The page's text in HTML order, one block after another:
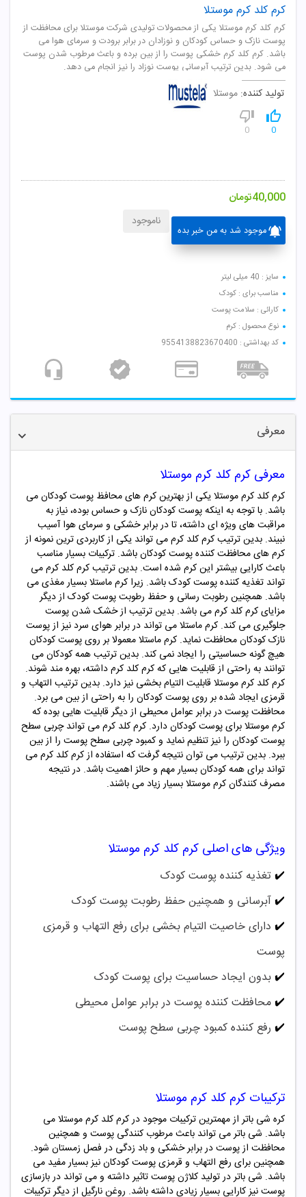
کرم کلد کرم موستلا
کرم کلد کرم موستلا یکی از محصولات تولیدی شرکت موستلا برای محافظت از
پوست نازک و حساس کودکان و نوزادان در برابر برودت و سرمای هوا می
باشد. کرم کلد کرم خشکی پوست را از بین برده و باعث مرطوب شدن پوست
می شود. بدین ترتیب آبرسانی پوست نوزاد را نیز انجام می دهد.
تولید کننده: موستلا
0
0
40,000تومان
موجود شد به من خبر بده
ناموجود
سایز : 40 میلی لیتر
مناسب برای : کودک
کارائی : سلامت پوست
نوع محصول : کرم
کد بهداشتی : 9554138823670400
معرفی
معرفی کرم کلد کرم موستلا
کرم کلد کرمموستلایکی از بهترین کرم های محافظ پوست کودکان می
باشد. با توجه به اینکه پوست کودکان نازک و حساس بوده، نیاز به
مراقبت های ویژه ای داشته، تا در برابر خشکی و سرمای هوا آسیب
نبیند. بدین ترتیب کرم کلد کرم می تواند یکی از کاربردی ترین نمونه از
کرم های محافظت کننده پوست کودکان باشد. ترکیبات بسیار مناسب
باعث کارایی بیشتر این کرم شده است. بدین ترتیب کرم کلد کرم می
تواند تغذیه کننده پوست کودک باشد. زیرا کرم ماستلا بسیار مغذی می
باشد. همچنین رطوبت رسانی و حفظ رطوبت پوست کودک از دیگر
مزایای کرم کلد کرم می باشد. بدین ترتیب از خشک شدن پوست
جلوگیری می کند. کرم ماستلا می تواند در برابر هوای سرد نیز از پوست
نازک کودکان محافظت نماید. کرم ماستلا معمولا بر روی پوست کودکان
هیچ گونه حساسیتی را ایجاد نمی کند. بدین ترتیب همه کودکان می
توانند به راحتی از قابلیت هایی که کرم کلد کرم داشته، بهره مند شوند.
کرم کلد کرمموستلا قابلیت التیام بخشی نیز دارد. بدین ترتیب التهاب و
قرمزی ایجاد شده بر روی پوست کودکان را به راحتی از بین می برد.
محافظت پوست در برابر عوامل محیطی از دیگر قابلیت هایی بوده که
کرمموستلابرای پوست کودکان دارد. کرم کلد کرم می تواند چربی سطح
پوست کودکان را نیز تنظیم نماید و کمبود چربی سطح پوست را از بین
ببرد. بدین ترتیب می توان نتیجه گرفت که استفاده از کرم کلد کرم می
تواند برای همه کودکان بسیار مهم و حائز اهمیت باشد. در نتیجه
مصرف کنندگان کرمموستلابسیار زیاد می باشند.
ویژگی های اصلی کرم کلد کرم موستلا
✔️تغذیه کننده پوست کودک
✔️آبرسانی و همچنین حفظ رطوبت پوست کودک
✔️ دارای خاصیت التیام بخشی برای رفع التهاب و قرمزی
پوست
✔️بدون ایجاد حساسیت برای پوست کودک
✔️محافظت کننده پوست در برابر عوامل محیطی
✔️ رفع کننده کمبود چربی سطح پوست
ترکیبات کرم کلد کرم موستلا
کره شی باتر از مهمترین ترکیبات موجود در کرم کلد کرمموستلامی
باشد. شی باتر می تواند باعث مرطوب کنندگی پوست و همچنین
محافظت از پوست در برابر خشکی و باد زدگی در فصل زمستان شود.
همچنین برای رفع التهاب و قرمزی پوست کودکان نیز بسیار مفید می
باشد. شی باتر در تولید کلاژن پوست تاثیر داشته و می تواند در بازسازی
پوست نیز کارایی بسیار زیادی داشته باشد. روغن نارگیل از دیگر ترکیبات